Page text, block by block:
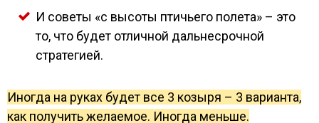
И советы «с высоты птичьего полета» – это
то, что будет отличной дальнесрочной
стратегией.
Иногда на руках будет все 3 козыря – 3 варианта,
как получить желаемое. Иногда меньше.